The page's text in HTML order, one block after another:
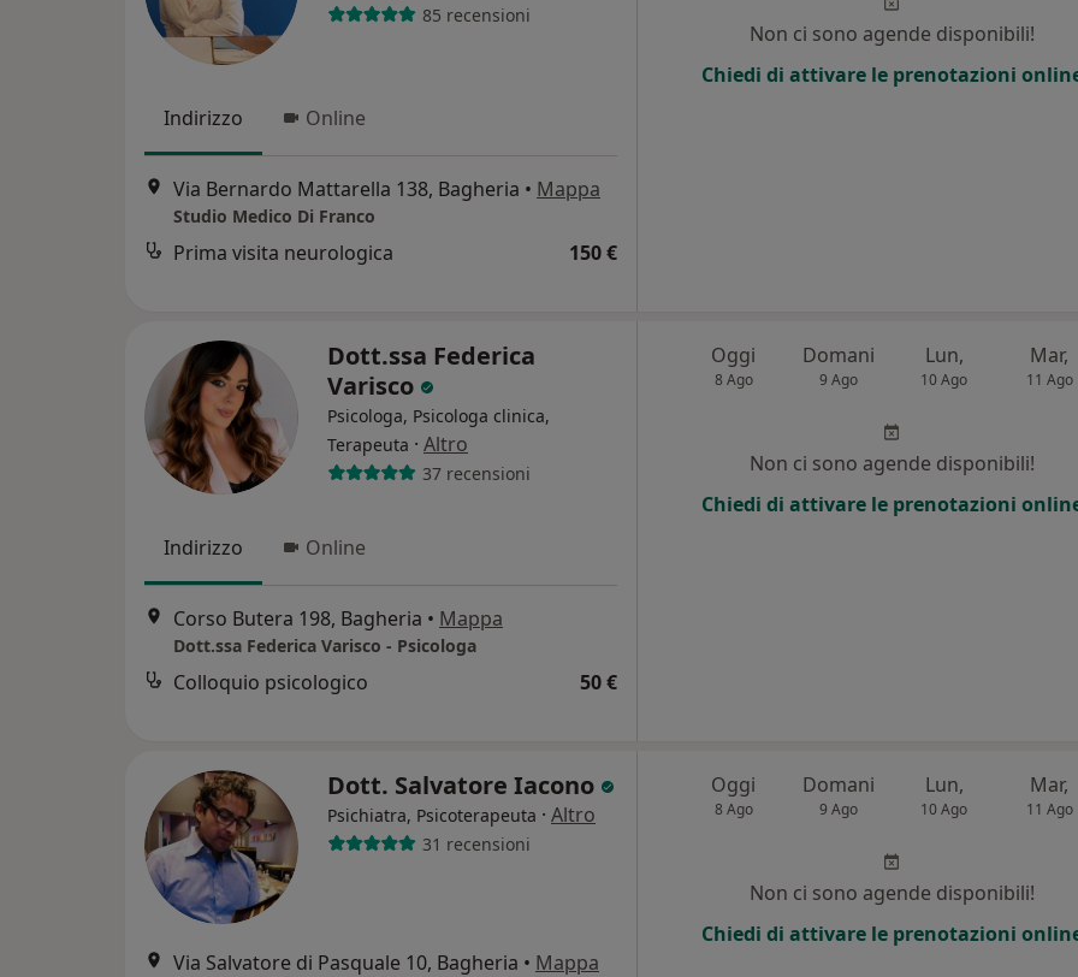
85 recensioni
Indirizzo Online
Via Bernardo Mattarella 138, Bagheria • Mappa
Studio Medico Di Franco
Prima visita neurologica 150 €
Non ci sono agende disponibili!
Chiedi di attivare le prenotazioni
Dott.ssa Federica
Varisco
Psicologa, Psicologa clinica,
Terapeuta · Altro
37 recensioni
Indirizzo Online
Corso Butera 198, Bagheria • Mappa
Dott.ssa Federica Varisco - Psicologa
Colloquio psicologico 50 €
Oggi
8 Ago
Domani
9 Ago
Lun,
10 Ago
Mar,
11 Ago
Non ci sono agende disponibili!
Chiedi di attivare le prenotazioni
Dott. Salvatore Iacono
Psichiatra, Psicoterapeuta · Altro
31 recensioni
Via Salvatore di Pasquale 10, Bagheria • Mappa
Oggi
8 Ago
Domani
9 Ago
Lun,
10 Ago
Mar,
11 Ago
Non ci sono agende disponibili!
Chiedi di attivare le prenotazioni